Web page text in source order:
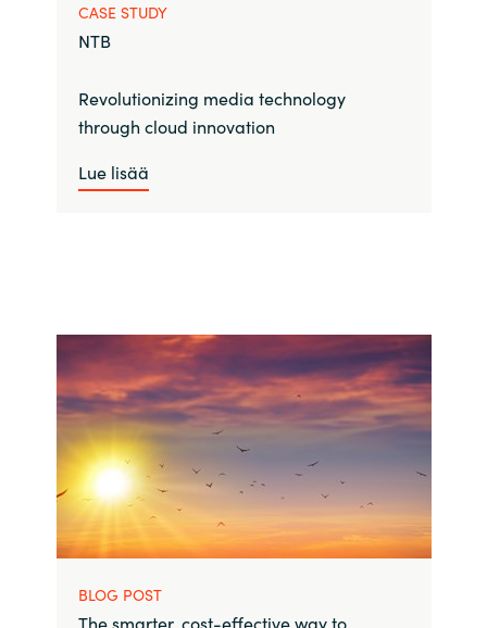
CASE STUDY
NTB
Revolutionizing media technology
through cloud innovation
Lue lisää
BLOG POST
The smarter, cost-effective way to